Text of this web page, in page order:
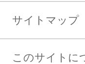
サイトマップ
このサイトに